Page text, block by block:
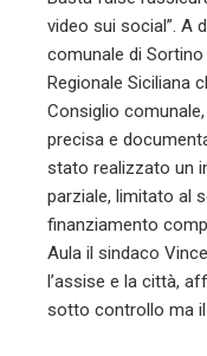
video sui social”. A
comunale di Sortino
Regionale Siciliana
Consiglio
precisa e
stato realizzato un
parziale, limitato al
finanziamento
Aula il sindaco
l’assise e la città,
sotto controllo ma